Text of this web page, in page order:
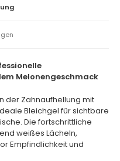
Melonengeschmack
der Zahnaufhellung mit
Bleichgel für sichtbare
Die fortschrittliche
weißes Lächeln,
Empfindlichkeit und